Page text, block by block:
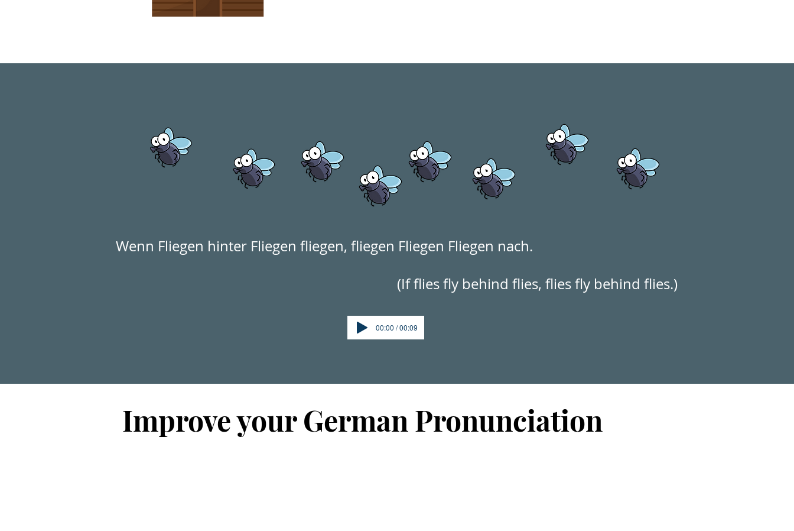
Wenn Fliegen hinter Fliegen fliegen, fliegen Fliegen Fliegen nach.
(If flies fly behind flies, flies fly behind flies.)
00:00 / 00:09
Improve your German Pronunciation